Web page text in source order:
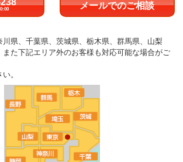
メールでのご相談
県、千葉県、茨城県、栃木県、群馬県、山梨
また下記エリア外のお客様も対応可能な場合がご
。